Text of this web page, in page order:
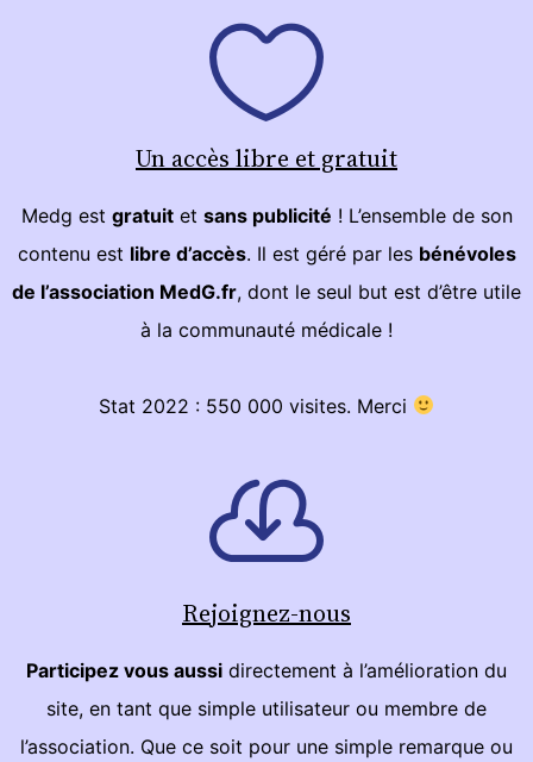
Un accès libre et gratuit
Medg est gratuitet sans publicité ! L’ensemble de son
contenu est libre d’accès. Il est géré par les bénévoles
de l’association MedG.fr, dont le seul but est d’être utile
à la communauté médicale !
Stat 2022 : 550 000 visites. Merci
Rejoignez-nous
Participez vous aussi directement à l’amélioration du
site, en tant que simple utilisateur ou membre de
l’association. Que ce soit pour une simple remarque ou